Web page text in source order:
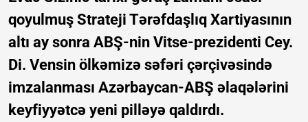
qoyulmuş Strateji Tərəfdaşlıq Xartiyasının
altı ay sonra ABŞ-nin Vitse-prezidenti Cey.
Di. Vensin ölkəmizə səfəri çərçivəsində
imzalanması Azərbaycan-ABŞ əlaqələrini
keyfiyyətcə yeni pilləyə qaldırdı.